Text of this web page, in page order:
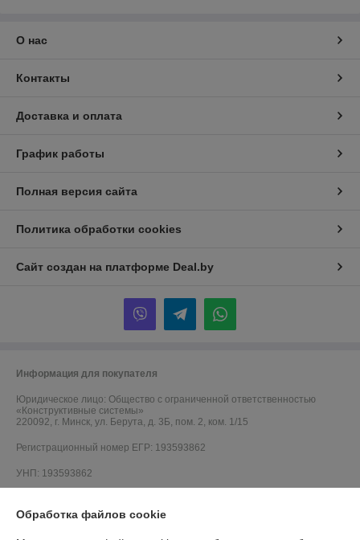
О нас
Контакты
Доставка и оплата
График работы
Полная версия сайта
Политика обработки cookies
Сайт создан на платформе Deal.by
Информация для покупателя
Юридическое лицо: Общество с ограниченной ответственностью
«Конструктивные системы»
220092, г. Минск, ул. Берута, д. 3Б, пом. 2, ком. 1/15
Регистрационный номер ЕГР: 193593862
УНП: 193593862
Дата регистрации компании: 06.10.2021
Обработка файлов cookie